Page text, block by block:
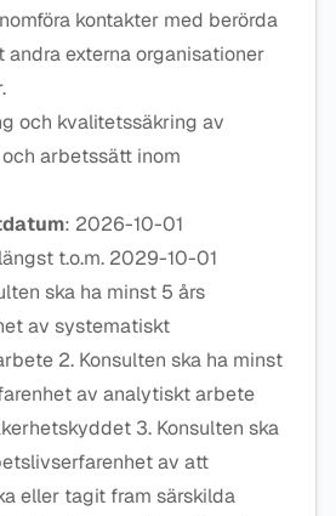
kontakter med berörda
andra externa organisationer
och kvalitetssäkring av
arbetssätt inom
: 2026-10-01
t.o.m. 2029-10-01
ska ha minst 5 års
av systematiskt
2. Konsulten ska ha minst
av analytiskt arbete
3. Konsulten ska
av att
eller tagit fram särskilda